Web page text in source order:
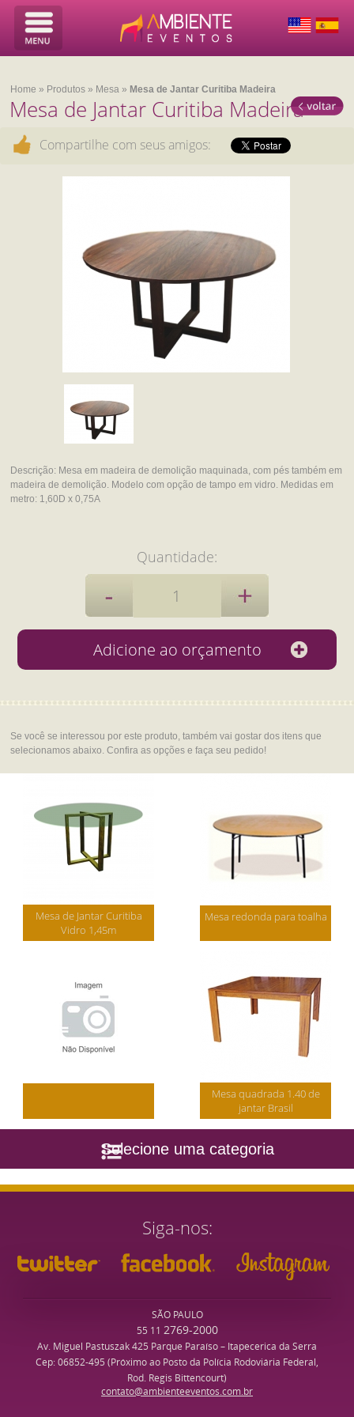
Home » Produtos » Mesa » Mesa de Jantar Curitiba Madeira
Mesa de Jantar Curitiba Madeira
Compartilhe com seus amigos:
Descrição: Mesa em madeira de demolição maquinada, com pés também em
madeira de demolição. Modelo com opção de tampo em vidro. Medidas em
metro: 1,60D x 0,75A
Quantidade:
Se você se interessou por este produto, também vai gostar dos itens que
selecionamos abaixo. Confira as opções e faça seu pedido!
Mesa de Jantar Curitiba
Vidro 1,45m
Mesa redonda para toalha
Mesa quadrada 1.40 de
jantar Brasil
Selecione uma categoria
Siga-nos
SÃO PAULO
55 11 2769-2000
Av. Miguel Pastuszak 425 Parque Paraíso – Itapecerica da Serra
Cep: 06852-495 (Próximo ao Posto da Polícia Rodoviária Federal,
Rod. Regis Bittencourt)
contato@ambienteeventos.com.br